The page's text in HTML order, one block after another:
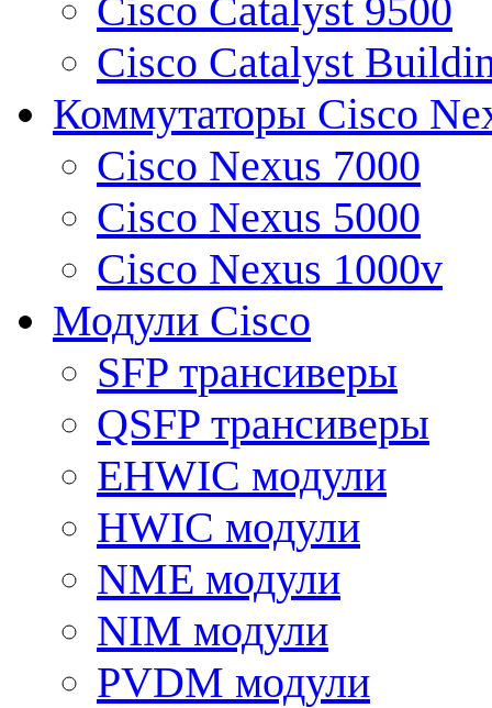
Cisco Catalyst 9500
Cisco Catalyst
Коммутаторы Cisco
Cisco Nexus 7000
Cisco Nexus 5000
Cisco Nexus 1000v
Модули Cisco
SFP трансиверы
QSFP трансиверы
EHWIC модули
HWIC модули
NME модули
NIM модули
PVDM модули